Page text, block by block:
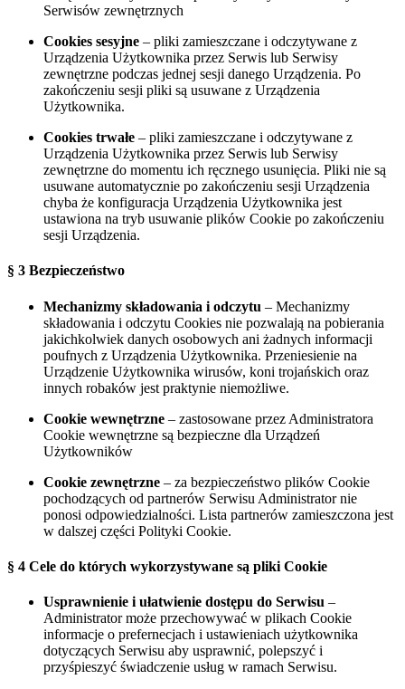
Serwisów zewnętrznych
Cookies sesyjne – pliki zamieszczane i odczytywane z
Urządzenia Użytkownika przez Serwis lub Serwisy
zewnętrzne podczas jednej sesji danego Urządzenia. Po
zakończeniu sesji pliki są usuwane z Urządzenia
Użytkownika.
Cookies trwałe – pliki zamieszczane i odczytywane z
Urządzenia Użytkownika przez Serwis lub Serwisy
zewnętrzne do momentu ich ręcznego usunięcia. Pliki nie są
usuwane automatycznie po zakończeniu sesji Urządzenia
chyba że konfiguracja Urządzenia Użytkownika jest
ustawiona na tryb usuwanie plików Cookie po zakończeniu
sesji Urządzenia.
§ 3 Bezpieczeństwo
Mechanizmy składowania i odczytu – Mechanizmy
składowania i odczytu Cookies nie pozwalają na pobierania
jakichkolwiek danych osobowych ani żadnych informacji
poufnych z Urządzenia Użytkownika. Przeniesienie na
Urządzenie Użytkownika wirusów, koni trojańskich oraz
innych robaków jest praktynie niemożliwe.
Cookie wewnętrzne – zastosowane przez Administratora
Cookie wewnętrzne są bezpieczne dla Urządzeń
Użytkowników
Cookie zewnętrzne – za bezpieczeństwo plików Cookie
pochodzących od partnerów Serwisu Administrator nie
ponosi odpowiedzialności. Lista partnerów zamieszczona jest
w dalszej części Polityki Cookie.
§ 4 Cele do których wykorzystywane są pliki Cookie
Usprawnienie i ułatwienie dostępu do Serwisu –
Administrator może przechowywać w plikach Cookie
informacje o prefernecjach i ustawieniach użytkownika
dotyczących Serwisu aby usprawnić, polepszyć i
przyśpieszyć świadczenie usług w ramach Serwisu.